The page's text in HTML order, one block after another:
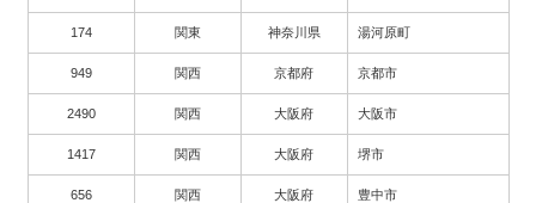
174 関東 神奈川県 湯河原町
949 関西 京都府 京都市
2490 関西 大阪府 大阪市
1417 関西 大阪府 堺市
656 関西 大阪府 豊中市